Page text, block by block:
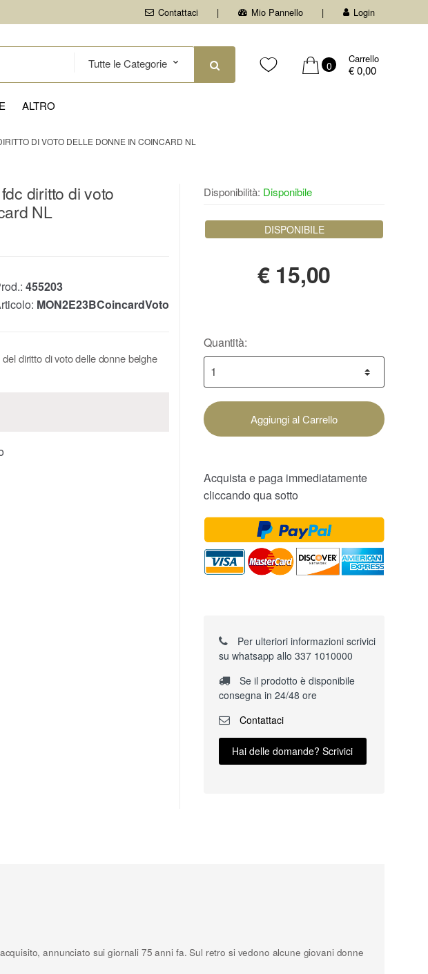
Contattaci Mio Pannello Login
0
Carrello
€ 0,00
ALTRO
DI VOTO DELLE DONNE IN COINCARD NL
diritto di voto
NL
455203
MON2E23BCoincardVoto
diritto di voto delle donne belghe
Disponibilità: Disponibile
DISPONIBILE
€ 15,00
Quantità:
Aggiungi al Carrello
Acquista e paga immediatamente
cliccando qua sotto
Per ulteriori informazioni scrivici
su whatsapp allo 337 1010000
Se il prodotto è disponibile
consegna in 24/48 ore
Contattaci
Hai delle domande? Scrivici
annunciato sui giornali 75 anni fa. Sul retro si vedono alcune giovani donne